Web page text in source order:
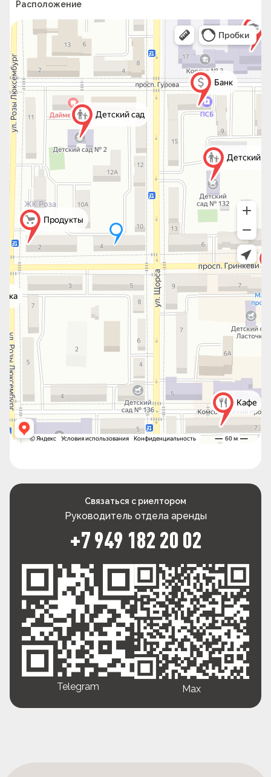
Расположение
Связаться с риелтором
Руководитель отдела аренды
+7 949 182 20 02
Telegram Max